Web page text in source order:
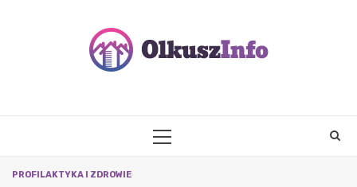
PRIMARY
PROFILAKTYKA I ZDROWIE